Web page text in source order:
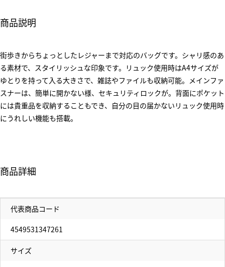
商品説明
街歩きからちょっとしたレジャーまで対応のバッグです。シャリ感のあ
る素材で、スタイリッシュな印象です。リュック使用時はA4サイズが
ゆとりを持って入る大きさで、雑誌やファイルも収納可能。メインファ
スナーは、簡単に開かない様、セキュリティロックが。背面にポケット
には貴重品を収納することもでき、自分の目の届かないリュック使用時
にうれしい機能も搭載。
商品詳細
代表商品コード
4549531347261
サイズ